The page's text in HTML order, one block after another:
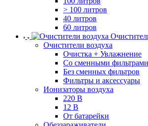
> 100 литров
40 литров
60 литров
Очистители воздуха
Очистка + Увлажнение
Cо сменными фильтрами
Без сменных фильтров
Фильтры и аксессуары
Ионизаторы воздуха
220 В
12 В
От батарейки